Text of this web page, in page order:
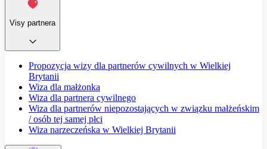
Visy partnera
Propozycja wizy dla partnerów cywilnych w Wielkiej
Brytanii
Wiza dla małżonka
Wiza dla partnera cywilnego
Wiza dla partnerów niepozostających w związku małżeńskim
/ osób tej samej płci
Wiza narzeczeńska w Wielkiej Brytanii